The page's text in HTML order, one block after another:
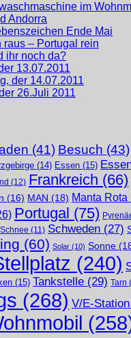
im
Andorra
Ende Mai
raus – Portugal rein
ihr noch da?
13.07.2011
der 14.07.2011
26.Juli 2011
(41) Besuch (43)
(14) Essen (15)
(12) Frankreich (66)
(16) MAN (18) Manta Rota
Portugal (75)
Schnee (11) Schweden (27)
(60) Solar (10) Sonne
(240)
(15) Tankstelle (29) Tarn
(268) V/E-Station